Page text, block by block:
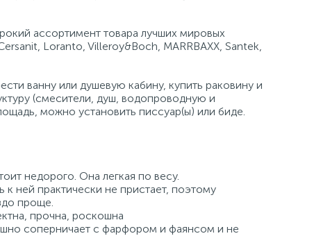
ассортимент товара лучших мировых
Loranto, Villeroy&Boch, MARRBAXX, Santek,
ванну или душевую кабину, купить раковину и
(смесители, душ, водопроводную и
можно установить писсуар(ы) или биде.
недорого. Она легкая по весу.
ней практически не пристает, поэтому
проще.
прочна, роскошна
соперничает с фарфором и фаянсом и не